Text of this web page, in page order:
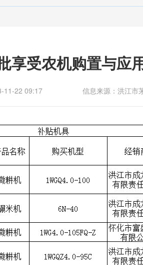
享受农机购置与应
11-22 09:17 信息来源：洪江市